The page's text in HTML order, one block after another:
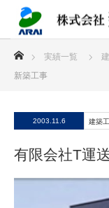
ホーム
実績一覧
新築工事
2003.11.6 建築
有限会社T運